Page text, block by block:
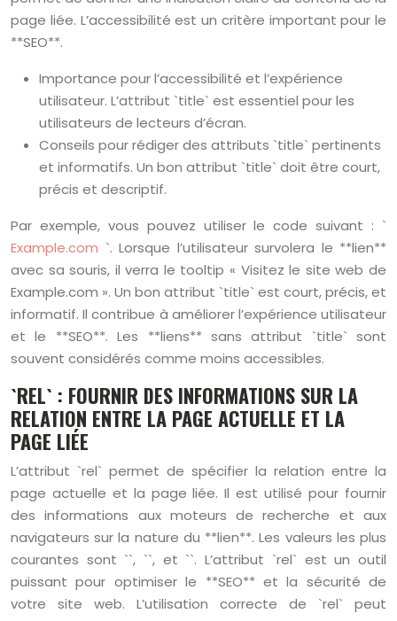
page liée. L’accessibilité est un critère important pour le
**SEO**.
Importance pour l’accessibilité et l’expérience
utilisateur. L’attribut `title` est essentiel pour les
utilisateurs de lecteurs d’écran.
Conseils pour rédiger des attributs `title` pertinents
et informatifs. Un bon attribut `title` doit être court,
précis et descriptif.
Par exemple, vous pouvez utiliser le code suivant : `
Example.com `. Lorsque l’utilisateur survolera le **lien**
avec sa souris, il verra le tooltip « Visitez le site web de
Example.com ». Un bon attribut `title` est court, précis, et
informatif. Il contribue à améliorer l’expérience utilisateur
et le **SEO**. Les **liens** sans attribut `title` sont
souvent considérés comme moins accessibles.
`REL` : FOURNIR DES INFORMATIONS SUR LA
RELATION ENTRE LA PAGE ACTUELLE ET LA
PAGE LIÉE
L’attribut `rel` permet de spécifier la relation entre la
page actuelle et la page liée. Il est utilisé pour fournir
des informations aux moteurs de recherche et aux
navigateurs sur la nature du **lien**. Les valeurs les plus
courantes sont ``, ``, et ``. L’attribut `rel` est un outil
puissant pour optimiser le **SEO** et la sécurité de
votre site web. L’utilisation correcte de `rel` peut